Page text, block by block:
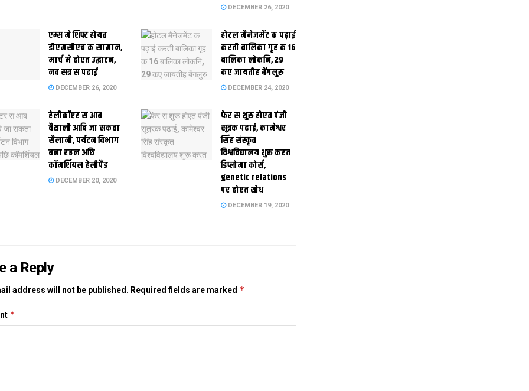
DECEMBER 26, 2020
एम्स मे शिफ्ट होयत
डीएमसीएच क सामान,
मार्च मे होएत उद्घाटन,
नव सत्र स पढाई
DECEMBER 26, 2020
होटल मैनेजमेंट क पढ़ाई
करती बालिका गृह क 16
बालिका लोकनि, 29
कए जायतीह बेंगलुरु
DECEMBER 24, 2020
हेलीकॉप्टर स आब
वैशाली आबि जा सकता
सैलानी, पर्यटन विभाग
बना रहल अछि
कॉमर्शियल हेलीपैड
DECEMBER 20, 2020
फेर स शुरू होएत पंजी
सूत्रक पढाई, कामेश्वर
सिंह संस्कृत
विश्वविद्यालय शुरू करत
डिप्लोमा कोर्स,
genetic relations
पर होएत शोध
DECEMBER 19, 2020
a Reply
address will not be published. Required fields are marked *
*